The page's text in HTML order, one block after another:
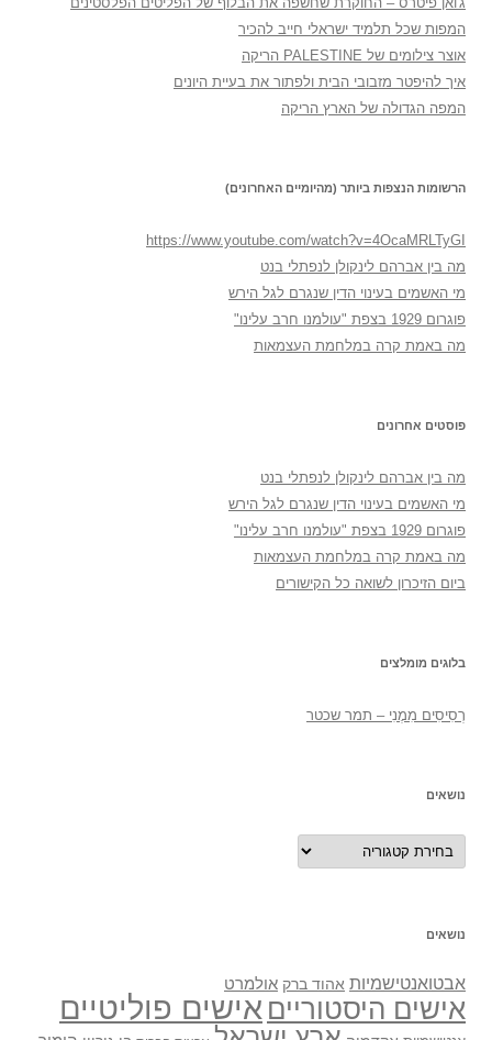
המפות שכל תלמיד ישראלי חייב להכיר
אוצר צילומים של PALESTINE הריקה
איך להיפטר מזבובי הבית ולפתור את בעיית היונים
המפה הגדולה של הארץ הריקה
הרשומות הנצפות ביותר (מהיומיים האחרונים)
https://www.youtube.com/watch?v=4OcaMRLTyGI
מה בין אברהם לינקולן לנפתלי בנט
מי האשמים בעינוי הדין שנגרם לגל הירש
פוגרום 1929 בצפת "עולמנו חרב עלינו"
מה באמת קרה במלחמת העצמאות
פוסטים אחרונים
מה בין אברהם לינקולן לנפתלי בנט
מי האשמים בעינוי הדין שנגרם לגל הירש
פוגרום 1929 בצפת "עולמנו חרב עלינו"
מה באמת קרה במלחמת העצמאות
ביום הזיכרון לשואה כל הקישורים
בלוגים מומלצים
רְסִיסִים מִמֶנִי – תמר שכטר
נושאים
נושאים
נושאים
אבטואנטישמיות אהוד ברק אולמרט
אישים היסטוריים אישים פוליטיים